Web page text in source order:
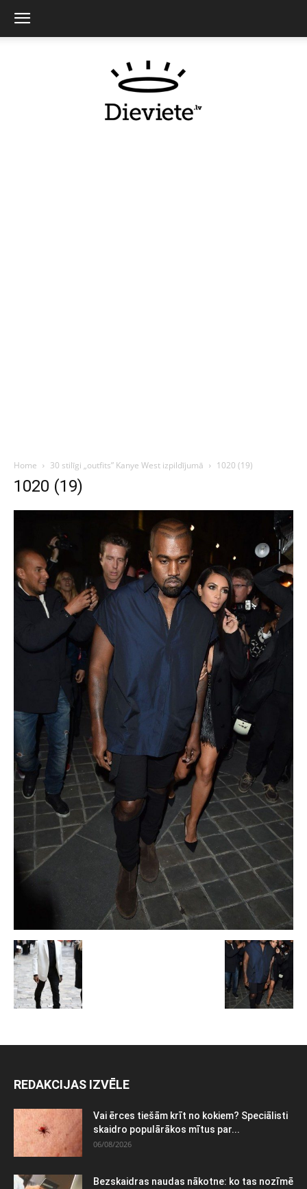
Home 30 stilīgi „outfits” Kanye West izpildījumā 1020 (19)
1020 (19)
REDAKCIJAS IZVĒLE
Vai ērces tiešām krīt no kokiem? Speciālisti
skaidro populārākos mītus par...
06/08/2026
Bezskaidras naudas nākotne: ko tas nozīmē